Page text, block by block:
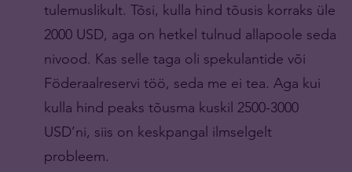
tulemuslikult. Tõsi, kulla hind tõusis korraks üle
2000 USD, aga on hetkel tulnud allapoole seda
nivood. Kas selle taga oli spekulantide või
Föderaalreservi töö, seda me ei tea. Aga kui
kulla hind peaks tõusma kuskil 2500-3000
USD’ni, siis on keskpangal ilmselgelt
probleem.